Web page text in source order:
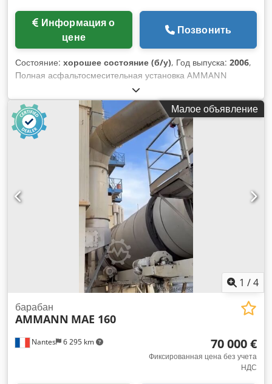
цене
Позвонить
Состояние: хорошее состояние (б/у), Год выпуска: 2006,
Полная асфальтосмесительная установка AMMANN
Codpfx Afexqpvtsherf Барабанная сушилка с горелкой:
2006 Фильтр: 2014 Автоматизация ERMIIS: 2013
Производительность: 160 тонн/час Машина находится в
процессе демонтажа
Малое объявление
1 /4
Nantes 6 295 km
барабан
AMMANN MAE 160
70 000 €
Фиксированная цена без учета
НДС